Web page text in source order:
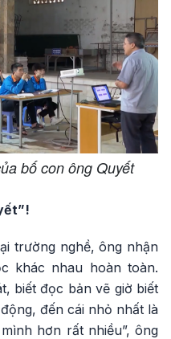
bố con ông Quyết
trường nghề, ông nhận
khác nhau hoàn toàn.
biết đọc bản vẽ giờ biết
đến cái nhỏ nhất là
hơn rất nhiều”, ông